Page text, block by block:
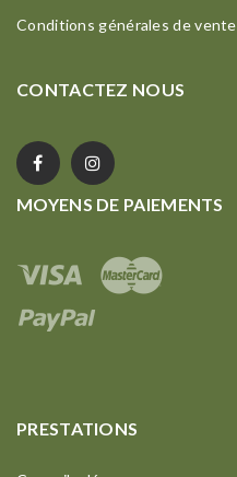
Conditions générales de vente
CONTACTEZ NOUS
MOYENS DE PAIEMENTS
PRESTATIONS